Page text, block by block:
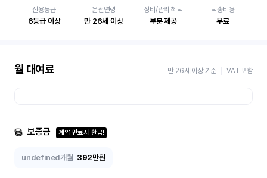
신용등급
6등급 이상
운전연령
만 26세 이상
정비/관리 혜택
부분 제공
탁송비용
무료
월 대여료 만 26세 이상 기준 VAT 포함
보증금 계약 만료시 환급!
undefined개월 392만원